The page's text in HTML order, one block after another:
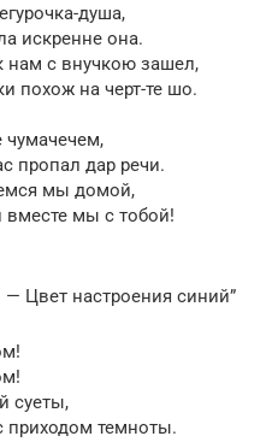
душа,
искренне она.
нам с внучкою зашел,
похож на черт-те шо.
пропал дар речи.
мы домой,
мы с тобой!
Цвет настроения синий”
суеты,
приходом темноты.